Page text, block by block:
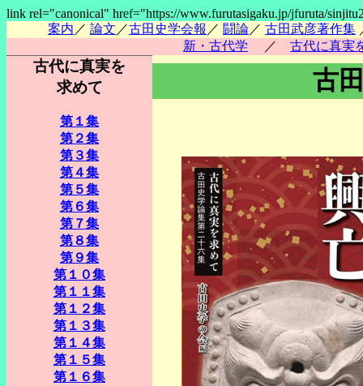
link rel="canonical" href="https://www.furutasigaku.jp/jfuruta/
案内 ／ 論文 ／古田史学会報 ／ 闘論／ 古田武彦著作集
新・古代学 ／ 古代に真実
古代に真実を
求めて
第１集
第２集
第３集
第４集
第５集
第６集
第７集
第８集
第９集
第１０集
第１１集
第１２集
第１３集
第１４集
第１５集
第１６集
古